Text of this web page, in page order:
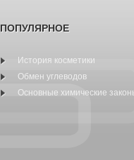
ПОПУЛЯРНОЕ
История косметики
Обмен углеводов
Основные химические